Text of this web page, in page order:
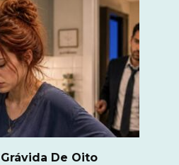
De Oito